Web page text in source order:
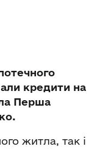
кредити на
Перша
житла, так і